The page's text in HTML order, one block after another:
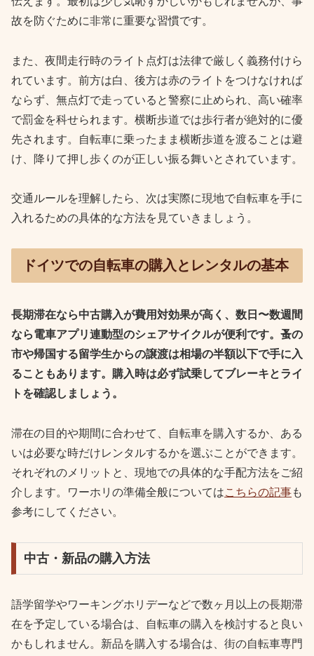
故を防ぐために非常に重要な習慣です。
また、夜間走行時のライト点灯は法律で厳しく義務付けら
れています。前方は白、後方は赤のライトをつけなければ
ならず、無点灯で走っていると警察に止められ、高い確率
で罰金を科せられます。横断歩道では歩行者が絶対的に優
先されます。自転車に乗ったまま横断歩道を渡ることは避
け、降りて押し歩くのが正しい振る舞いとされています。
交通ルールを理解したら、次は実際に現地で自転車を手に
入れるための具体的な方法を見ていきましょう。
ドイツでの自転車の購入とレンタルの基本
長期滞在なら中古購入が費用対効果が高く、数日〜数週間
なら電車アプリ連動型のシェアサイクルが便利です。蚤の
市や帰国する留学生からの譲渡は相場の半額以下で手に入
ることもあります。購入時は必ず試乗してブレーキとライ
トを確認しましょう。
滞在の目的や期間に合わせて、自転車を購入するか、ある
いは必要な時だけレンタルするかを選ぶことができます。
それぞれのメリットと、現地での具体的な手配方法をご紹
介します。ワーホリの準備全般についてはこちらの記事も
参考にしてください。
中古・新品の購入方法
語学留学やワーキングホリデーなどで数ヶ月以上の長期滞
在を予定している場合は、自転車の購入を検討すると良い
かもしれません。新品を購入する場合は、街の自転車専門